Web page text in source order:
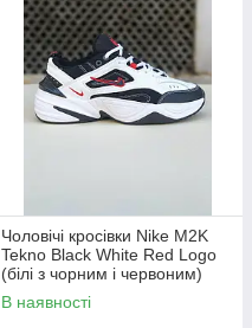
Чоловічі кросівки Nike M2K
Tekno Black White Red Logo
(білі з чорним і червоним)
спортивні демі кроси PD7430
топ
В наявності